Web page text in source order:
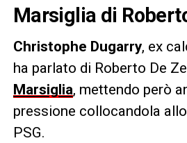
Marsiglia di
Christophe Dugarry, ex
ha parlato di Roberto De
Marsiglia, mettendo però
pressione collocandola
PSG.